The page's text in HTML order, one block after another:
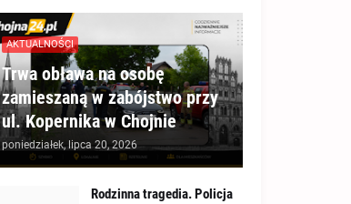
AKTUALNOŚCI
Trwa obława na osobę
zamieszaną w zabójstwo przy
ul. Kopernika w Chojnie
poniedziałek, lipca 20, 2026
Rodzinna tragedia. Policja